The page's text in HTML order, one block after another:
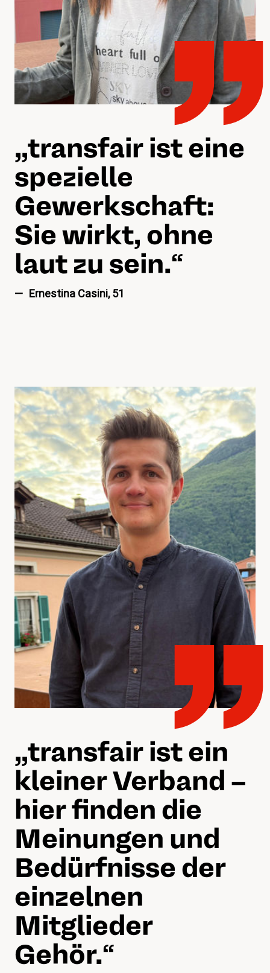
„„transfair ist eine
spezielle
Gewerkschaft:
Sie wirkt, ohne
laut zu sein.“
Ernestina Casini, 51
„„transfair ist ein
kleiner Verband –
hier finden die
Meinungen und
Bedürfnisse der
einzelnen
Mitglieder
Gehör.“